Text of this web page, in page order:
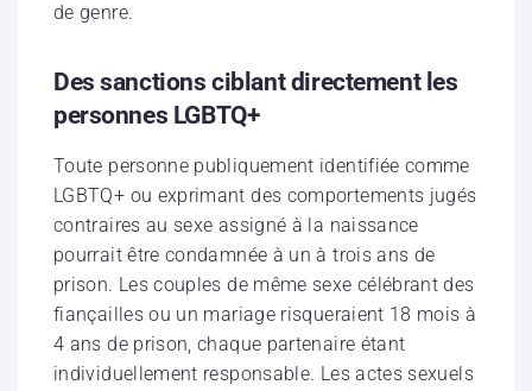
de genre.
Des sanctions ciblant directement les
personnes LGBTQ+
Toute personne publiquement identifiée comme
LGBTQ+ ou exprimant des comportements jugés
contraires au sexe assigné à la naissance
pourrait être condamnée à un à trois ans de
prison. Les couples de même sexe célébrant des
fiançailles ou un mariage risqueraient 18 mois à
4 ans de prison, chaque partenaire étant
individuellement responsable. Les actes sexuels